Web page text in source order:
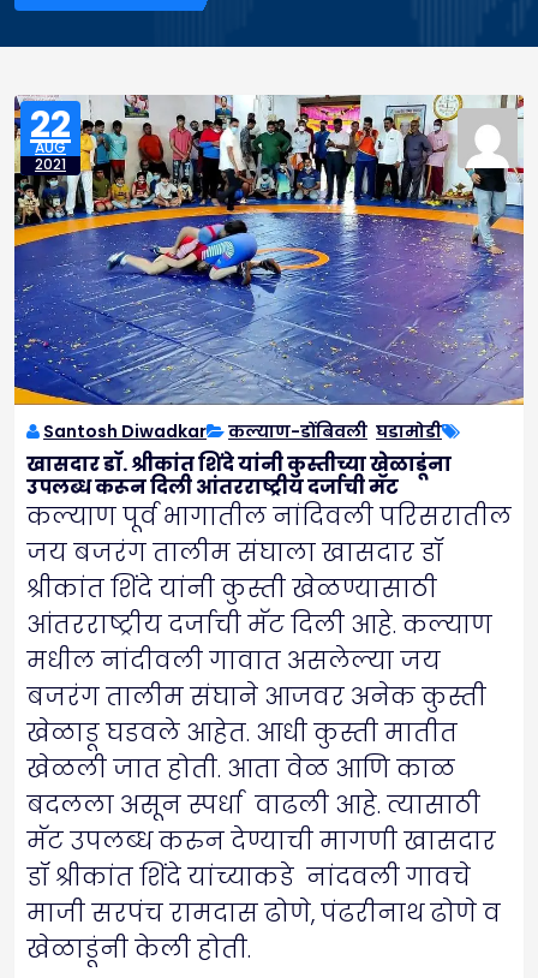
22
AUG
2021
Santosh Diwadkar कल्याण-डोंबिवली घडामोडी
खासदार डॉ. श्रीकांत शिंदे यांनी कुस्तीच्या खेळाडूंना
उपलब्ध करून दिली आंतरराष्ट्रीय दर्जाची मॅट
कल्याण पूर्व भागातील नांदिवली परिसरातील
जय बजरंग तालीम संघाला खासदार डॉ
श्रीकांत शिंदे यांनी कुस्ती खेळण्यासाठी
आंतरराष्ट्रीय दर्जाची मॅट दिली आहे. कल्याण
मधील नांदीवली गावात असलेल्या जय
बजरंग तालीम संघाने आजवर अनेक कुस्ती
खेळाडू घडवले आहेत. आधी कुस्ती मातीत
खेळली जात होती. आता वेळ आणि काळ
बदलला असून स्पर्धा वाढली आहे. त्यासाठी
मॅट उपलब्ध करुन देण्याची मागणी खासदार
डॉ श्रीकांत शिंदे यांच्याकडे नांदवली गावचे
माजी सरपंच रामदास ढोणे, पंढरीनाथ ढोणे व
खेळाडूंनी केली होती.